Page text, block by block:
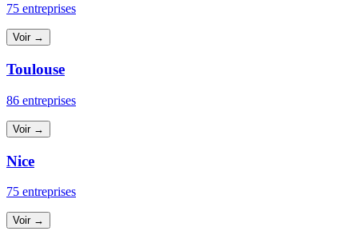
75 entreprises
Voir →
Toulouse
86 entreprises
Voir →
Nice
75 entreprises
Voir →